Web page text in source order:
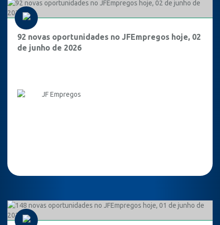
92 novas oportunidades no JFEmpregos hoje, 02
de junho de 2026
JF Empregos